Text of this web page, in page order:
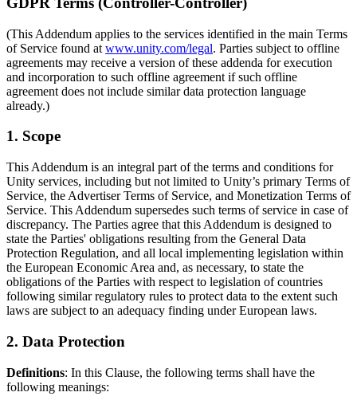
LiveOps
Informations post-lancement et opérations de jeu en direct
Développez
Acquisition de nouveaux joueurs
Faites-vous découvrir et acquérez des utilisateurs mobiles
Achats intégrés
Monétisation
Connectez les joueurs avec les bons jeux
Faites de la publicité avec Unity
Monétisez avec Unity
Cas d’utilisation
Jeux mobiles
Créez et développez des succès mobiles avec Unity
Jeux indépendants
Lancez des jeux XR sur plusieurs plateformes
Distribution
Transformer les expériences en magasin en expériences en ligne
Automobile
Stimulez l'innovation et les expériences en voiture
Voir toutes les industries
Études de cas
Histoires de succès dans le monde réel
Guides des meilleures pratiques
Conseils et astuces d'experts
Démos
Toutes les ressources
Nouveautés
Blog
Mises à jour, informations et conseils techniques
Actualités
Actualités, histoires et centre de presse
Rejoignez les développeurs, créateurs et initiés
Unity Awards
Célébration des créateurs Unity dans le monde entier
Guides pratiques
Conseils pratiques et meilleures pratiques
Formation
Pour les étudiants
Démarrez votre carrière
Pour les enseignants
Licence d'enseignement subventionnée
Apportez la puissance de Unity à votre institution
Certifications
Prouvez votre maîtrise de Unity
(This Addendum applies to the services identified in the main Terms
of Service found at www.unity.com/legal. Parties subject to offline
agreements may receive a version of these addenda for execution
and incorporation to such offline agreement if such offline
agreement does not include similar data protection language
already.)
1. Scope
This Addendum is an integral part of the terms and conditions for
Unity services, including but not limited to Unity’s primary Terms of
Service, the Advertiser Terms of Service, and Monetization Terms of
Service. This Addendum supersedes such terms of service in case of
discrepancy. The Parties agree that this Addendum is designed to
state the Parties' obligations resulting from the General Data
Protection Regulation, and all local implementing legislation within
the European Economic Area and, as necessary, to state the
obligations of the Parties with respect to legislation of countries
following similar regulatory rules to protect data to the extent such
laws are subject to an adequacy finding under European laws.
2. Data Protection
Definitions: In this Clause, the following terms shall have the
following meanings: